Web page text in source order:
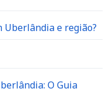
Uberlândia e região?
O Guia